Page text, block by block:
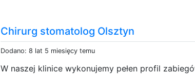
Chirurg stomatolog Olsztyn
Dodano: 8 lat 5 miesięcy temu
W naszej klinice wykonujemy pełen profil